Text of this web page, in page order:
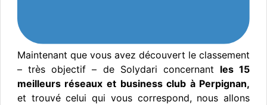
Maintenant que vous avez découvert le classement
– très objectif – de Solydari concernant les 15
meilleurs réseaux et business club à Perpignan,
et trouvé celui qui vous correspond, nous allons